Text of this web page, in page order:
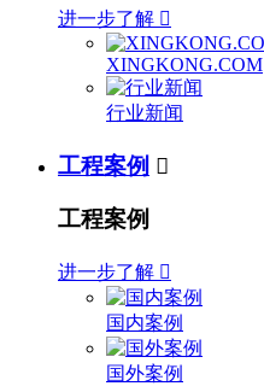
进一步了解 
XINGKONG.COM
行业新闻
工程案例 
工程案例
进一步了解 
国内案例
国外案例